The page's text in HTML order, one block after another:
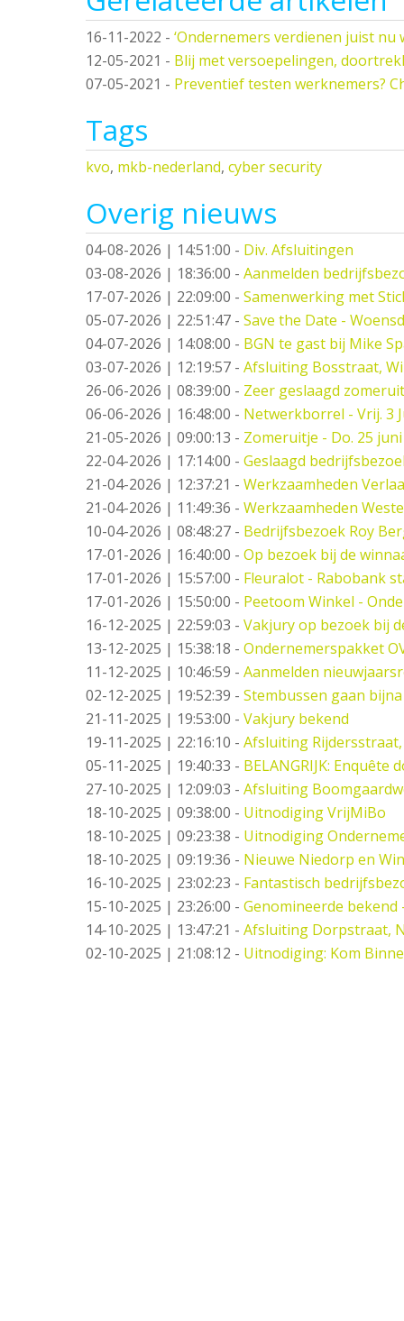
16-11-2022 - ‘Ondernemers verdienen juist
12-05-2021 - Blij met versoepelingen,
07-05-2021 - Preventief testen werknemers?
Tags
kvo, mkb-nederland, cyber security
Overig nieuws
04-08-2026 | 14:51:00 - Div. Afsluitingen
03-08-2026 | 18:36:00 - Aanmelden
17-07-2026 | 22:09:00 - Samenwerking met
05-07-2026 | 22:51:47 - Save the Date -
04-07-2026 | 14:08:00 - BGN te gast bij Mike
03-07-2026 | 12:19:57 - Afsluiting Bosstraat,
26-06-2026 | 08:39:00 - Zeer geslaagd
06-06-2026 | 16:48:00 - Netwerkborrel - Vrij. 3
21-05-2026 | 09:00:13 - Zomeruitje - Do. 25 juni
22-04-2026 | 17:14:00 - Geslaagd
21-04-2026 | 12:37:21 - Werkzaamheden
21-04-2026 | 11:49:36 - Werkzaamheden
10-04-2026 | 08:48:27 - Bedrijfsbezoek Roy
17-01-2026 | 16:40:00 - Op bezoek bij de
17-01-2026 | 15:57:00 - Fleuralot - Rabobank
17-01-2026 | 15:50:00 - Peetoom Winkel -
16-12-2025 | 22:59:03 - Vakjury op bezoek bij
13-12-2025 | 15:38:18 - Ondernemerspakket
11-12-2025 | 10:46:59 - Aanmelden
02-12-2025 | 19:52:39 - Stembussen gaan
21-11-2025 | 19:53:00 - Vakjury bekend
19-11-2025 | 22:16:10 - Afsluiting
05-11-2025 | 19:40:33 - BELANGRIJK:
27-10-2025 | 12:09:03 - Afsluiting
18-10-2025 | 09:38:00 - Uitnodiging VrijMiBo
18-10-2025 | 09:23:38 - Uitnodiging
18-10-2025 | 09:19:36 - Nieuwe Niedorp en
16-10-2025 | 23:02:23 - Fantastisch
15-10-2025 | 23:26:00 - Genomineerde bekend
14-10-2025 | 13:47:21 - Afsluiting Dorpstraat,
02-10-2025 | 21:08:12 - Uitnodiging: Kom